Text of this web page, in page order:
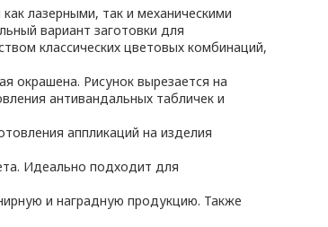
лазерными, так и механическими
вариант заготовки для
классических цветовых комбинаций,
окрашена. Рисунок вырезается на
антивандальных табличек и
аппликаций на изделия
Идеально подходит для
и наградную продукцию. Также